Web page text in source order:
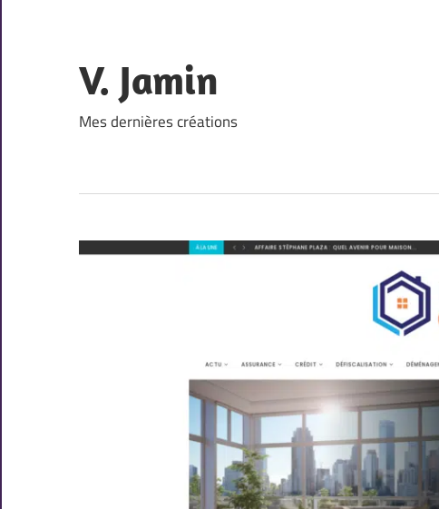
content
V. Jamin
Mes dernières créations